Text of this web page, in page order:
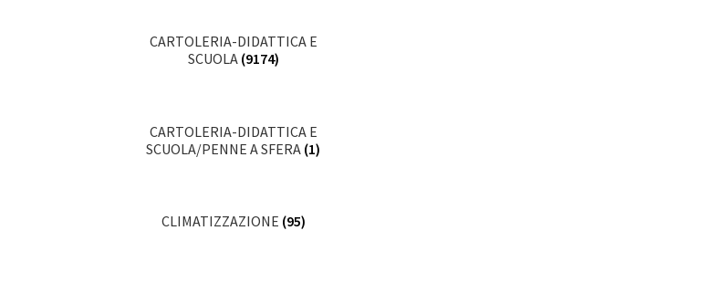
CARTOLERIA-DIDATTICA E
SCUOLA (9174)
CARTOLERIA-DIDATTICA E
SCUOLA/PENNE A SFERA (1)
CLIMATIZZAZIONE (95)